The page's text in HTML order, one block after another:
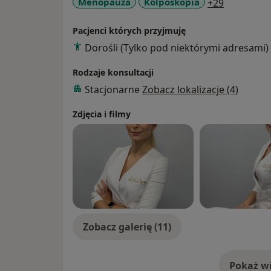
uczestniczę w zjazdach szkoleniowych, w
Rekonstrukcyjnej. Specjalizuję się w
Wykonuję zabiegi labioplastyki,
Mam duże doświadczenie w zabiegach
blizny i choroby sromu osoczem
lekarzy z protokołu N-Rose firmy Neauvia.
+29
Pacjenci których przyjmuję
Dorośli (Tylko pod niektórymi adresami)
Rodzaje konsultacji
Stacjonarne Zobacz lokalizacje (4)
Zdjęcia i filmy
Zobacz galerię (11)
Pokaż